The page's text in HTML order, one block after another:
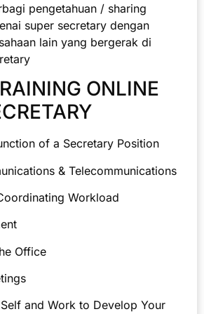
pengetahuan / sharing
super secretary dengan
lain yang bergerak di
ONLINE
of a Secretary Position
& Telecommunications
Workload
Office
and Work to Develop Your